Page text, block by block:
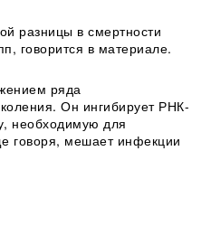
разницы в смертности
говорится в материале.
ряда
Он ингибирует РНК-
необходимую для
говоря, мешает инфекции